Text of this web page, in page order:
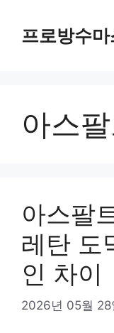
프로방수마
아스
아스팔
레탄 도
인 차이
2026년 05월 28